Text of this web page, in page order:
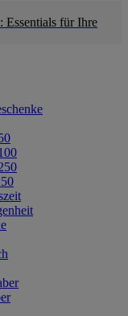
Essentials für Ihre